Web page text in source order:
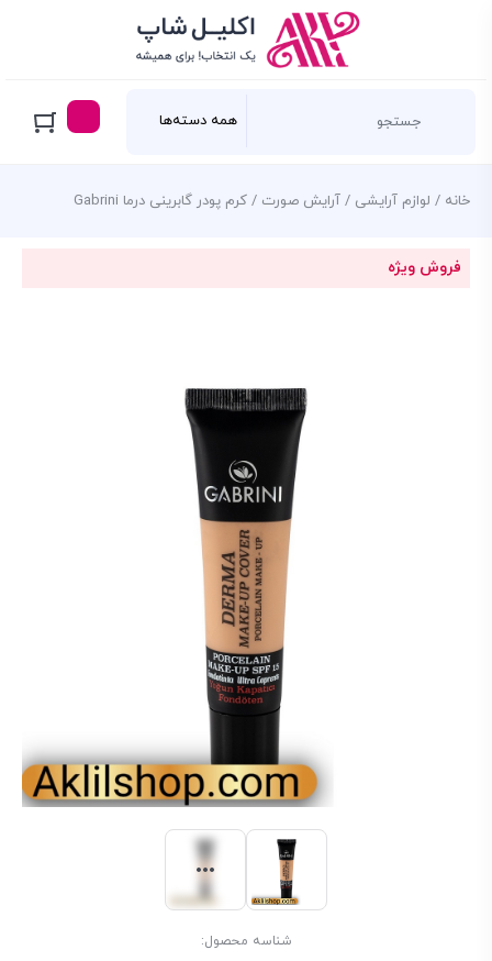
خانه / لوازم آرایشی / آرایش صورت / کرم پودر گابرینی درما Gabrini
فروش ویژه
شناسه محصول: